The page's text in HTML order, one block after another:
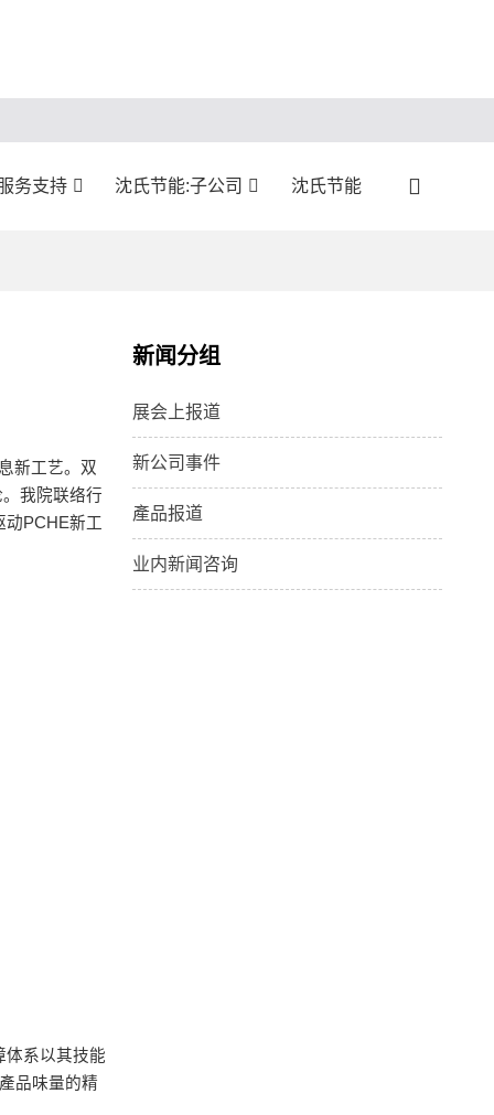
务支持 沈氏节能:子公司 沈氏节能
新工艺。双
我院联络行
动PCHE新工
体系以其技能
品味量的精
新闻分组
展会上报道
新公司事件
產品报道
业内新闻咨询